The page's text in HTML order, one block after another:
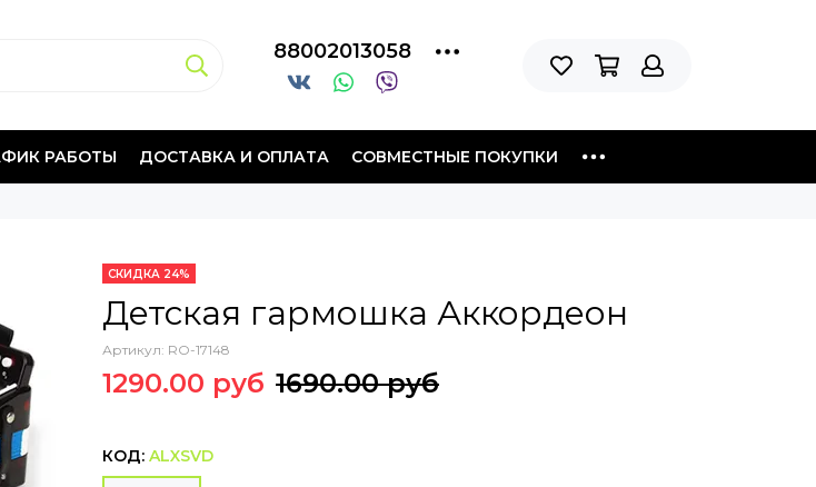
88002013058
РАБОТЫ ДОСТАВКА И ОПЛАТА СОВМЕСТНЫЕ ПОКУПКИ
СКИДКА 24%
Детская гармошка Аккордеон
Артикул: RO-17148
1290.00 руб 1690.00 руб
КОД: ALXSVD